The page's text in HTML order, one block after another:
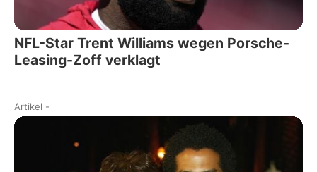
NFL-Star Trent Williams wegen Porsche-
Leasing-Zoff verklagt
Artikel -